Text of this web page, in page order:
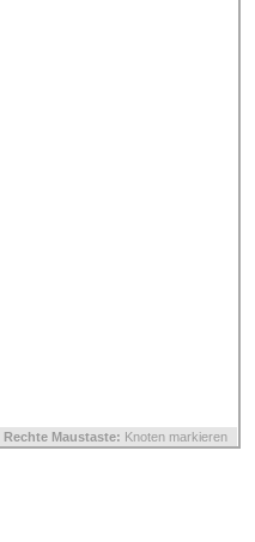
Rechte Maustaste: Knoten markieren